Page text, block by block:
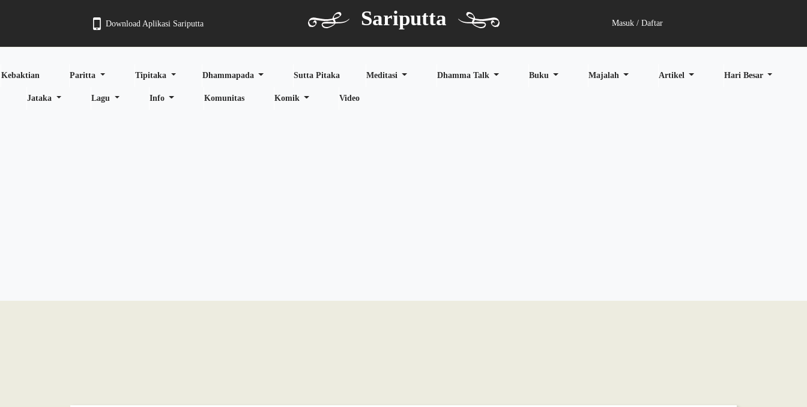
Download Aplikasi Sariputta Sariputta Masuk / Daftar
Kebaktian Paritta Tipitaka Dhammapada Sutta Pitaka Meditasi Dhamma Talk Buku Majalah Artikel Hari Besar
Jataka Lagu Info Komunitas Komik Video